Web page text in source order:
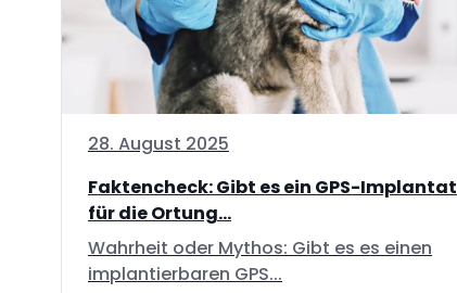
28. August 2025
Faktencheck: Gibt es ein GPS-Implantat
für die Ortung...
Wahrheit oder Mythos: Gibt es es einen
implantierbaren GPS...